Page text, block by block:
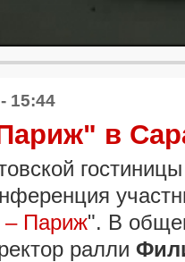
15:44
в
– Париж". В
ралли